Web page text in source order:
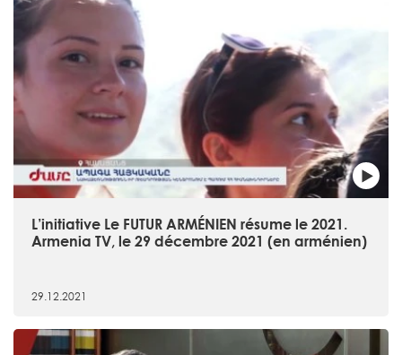
L’initiative Le FUTUR ARMÉNIEN résume le 2021.
Armenia TV, le 29 décembre 2021 (en arménien)
29.12.2021